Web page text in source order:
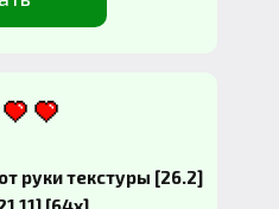
руки текстуры [26.2]